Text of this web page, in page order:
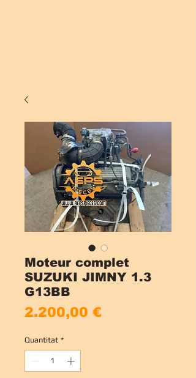
Moteur complet
SUZUKI JIMNY 1.3
G13BB
2.200,00 €
Quantitat *